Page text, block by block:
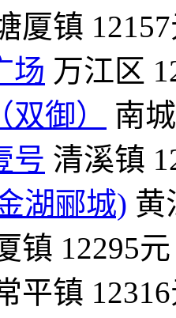
厦镇
场 万江区
御）
南
号 清溪镇
湖郦城) 黄
镇 12295元
平镇